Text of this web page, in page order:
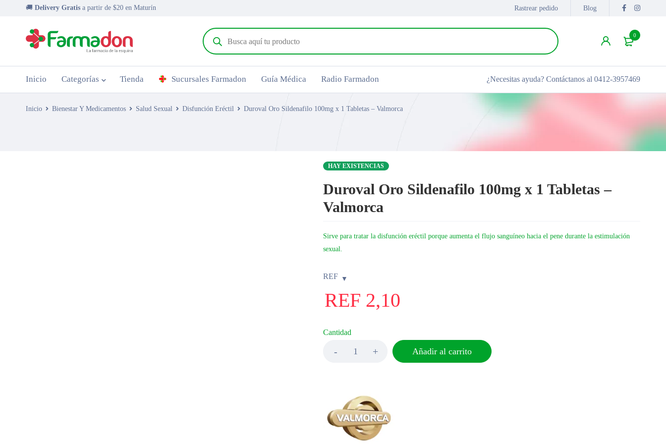
🚚 Delivery Gratis a partir de $20 en Maturín Rastrear pedido Blog
0
Inicio Categorías Tienda Sucursales Farmadon Guía Médica Radio Farmadon ¿Necesitas ayuda? Contáctanos al 0412-3957469
Inicio Bienestar Y Medicamentos Salud Sexual Disfunción Eréctil Duroval Oro Sildenafilo 100mg x 1 Tabletas – Valmorca
HAY EXISTENCIAS
Duroval Oro Sildenafilo 100mg x 1 Tabletas –
Valmorca
Sirve para tratar la disfunción eréctil porque aumenta el flujo sanguíneo hacia el pene durante la estimulación
sexual.
REF
REF 2,10
Cantidad
Añadir al carrito